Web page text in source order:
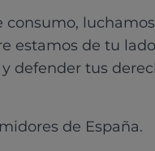
consumo,
estamos de tu
defender tus
de España.